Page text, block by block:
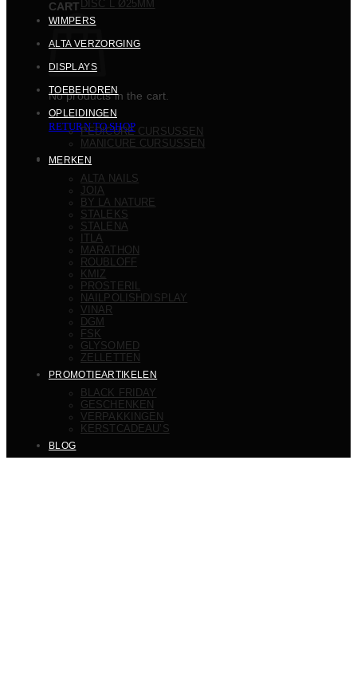
CART
No products in the cart.
RETURN TO SHOP
DISC L Ø25MM
WIMPERS
ALTA VERZORGING
DISPLAYS
TOEBEHOREN
OPLEIDINGEN
PEDICURE CURSUSSEN
MANICURE CURSUSSEN
MERKEN
ALTA NAILS
JOIA
BY LA NATURE
STALEKS
STALENA
ITLA
MARATHON
ROUBLOFF
KMIZ
PROSTERIL
NAILPOLISHDISPLAY
VINAR
DGM
FSK
GLYSOMED
ZELLETTEN
PROMOTIEARTIKELEN
BLACK FRIDAY
GESCHENKEN
VERPAKKINGEN
KERSTCADEAU’S
BLOG